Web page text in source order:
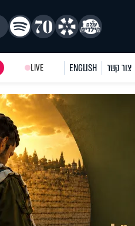
צור קשר ENGLISH
LIVE